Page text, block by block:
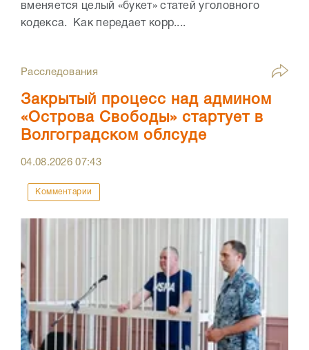
вменяется целый «букет» статей уголовного
кодекса. Как передает корр....
Расследования
Закрытый процесс над админом
«Острова Свободы» стартует в
Волгоградском облсуде
04.08.202607:43
Комментарии